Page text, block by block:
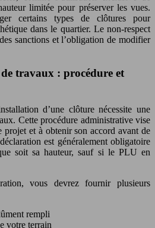
limitée pour préserver les vues.
certains types de clôtures pour
dans le quartier. Le non-respect
sanctions et l’obligation de modifier
travaux : procédure et
d’une clôture nécessite une
Cette procédure administrative vise
et à obtenir son accord avant de
est généralement obligatoire
soit sa hauteur, sauf si le PLU en
vous devrez fournir plusieurs
rempli
votre terrain